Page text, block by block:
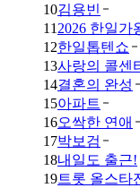
10김용빈
11 2026 한일가
12한일톱텐쇼
13사랑의 콜센
14결혼의 완성
15아파트
16오싹한 연애
17박보검
18내일도 출근!
19트롯 올스타